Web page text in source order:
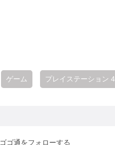
ゲーム プレイステーション 4
ゴゴ通をフォローする